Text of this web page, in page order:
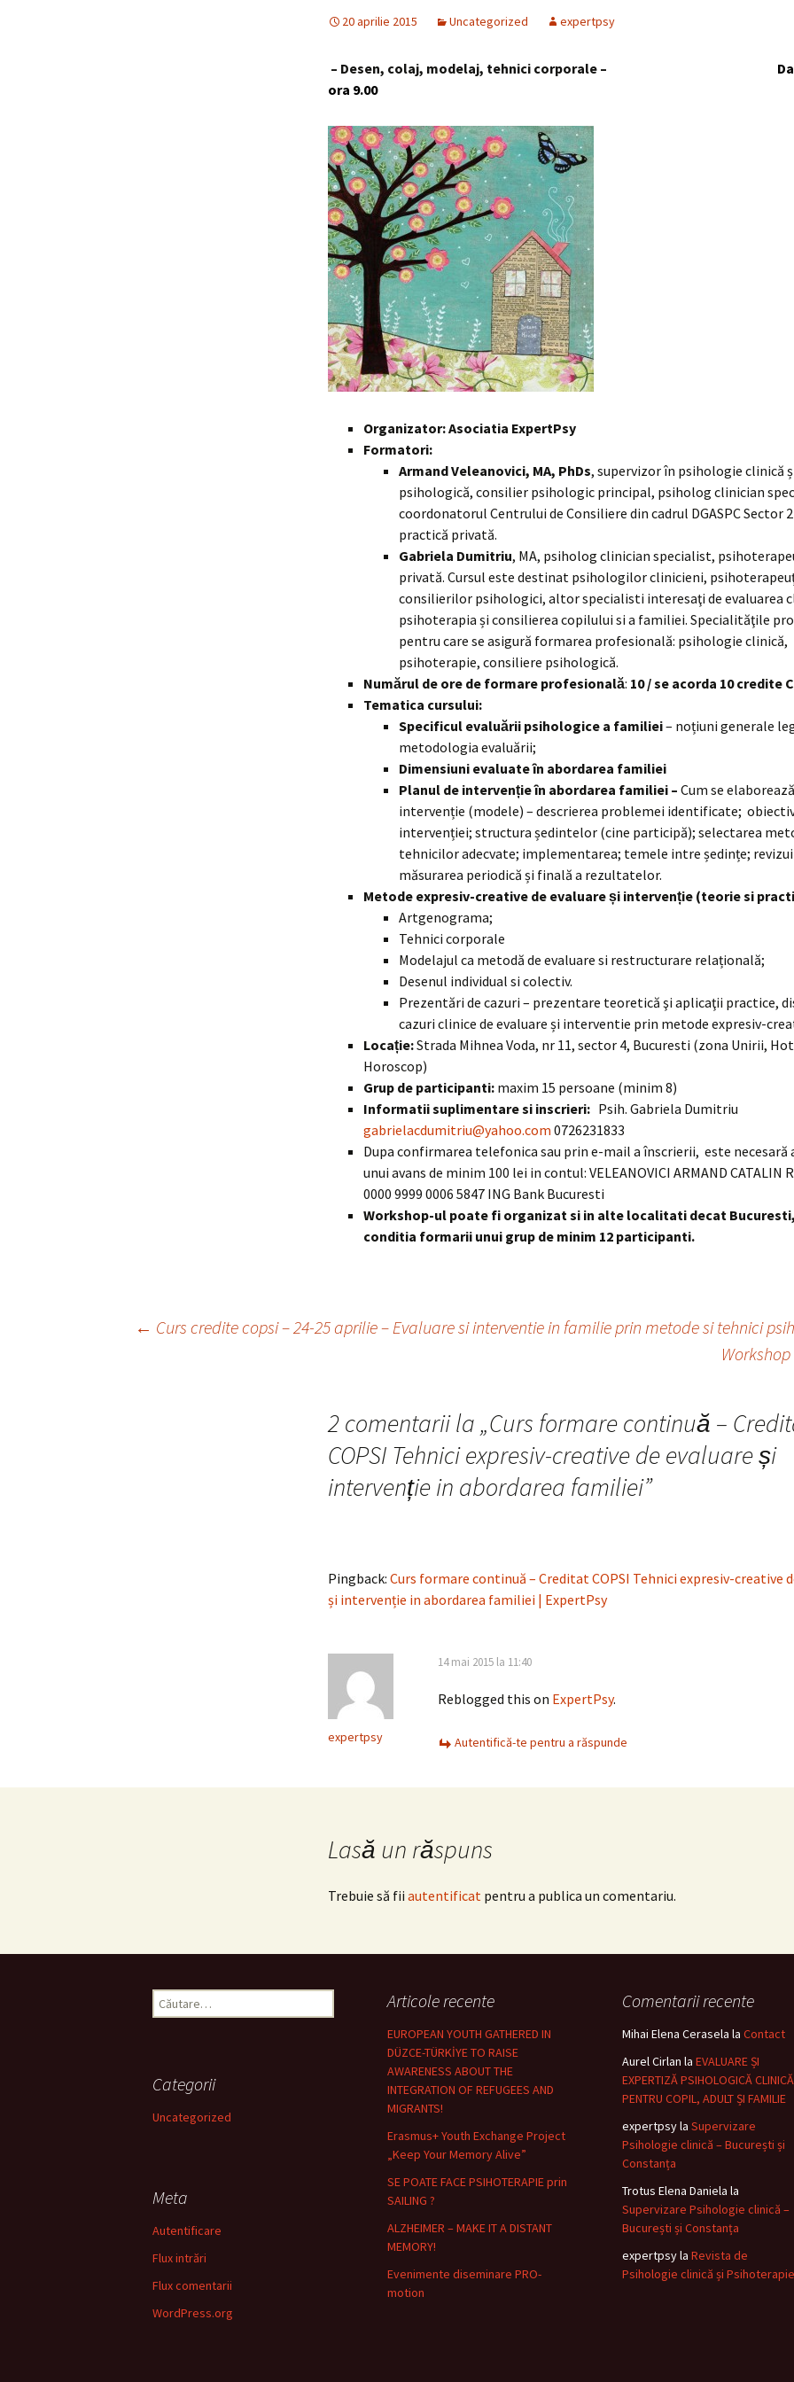
20 aprilie 2015 Uncategorized expertpsy
– Desen, colaj, modelaj, tehnici corporale –
Data: 23
ora 9.00
Organizator: Asociatia ExpertPsy
Formatori:
Armand Veleanovici, MA, PhDs, supervizor în psihologie clinică
psihologică, consilier psihologic principal, psiholog clinician
coordonatorul Centrului de Consiliere din cadrul DGASPC Sector
practică privată.
Gabriela Dumitriu, MA, psiholog clinician specialist,
privată. Cursul este destinat psihologilor clinicieni,
consilierilor psihologici, altor specialisti interesaţi de evaluarea
psihoterapia și consilierea copilului si a familiei. Specialităţile
pentru care se asigură formarea profesională: psihologie clinică,
psihoterapie, consiliere psihologică.
Numărul de ore de formare profesională: 10 / se acorda 10 credite
Tematica cursului:
Specificul evaluării psihologice a familiei– noțiuni generale
metodologia evaluării;
Dimensiuni evaluate în abordarea familiei
Planul de intervenție în abordarea familiei – Cum se
intervenție (modele) – descrierea problemei identificate;
intervenției; structura ședintelor (cine participă); selectarea
tehnicilor adecvate; implementarea; temele intre ședințe;
măsurarea periodică și finală a rezultatelor.
Metode expresiv-creative de evaluare și intervenție (teorie si
Artgenograma;
Tehnici corporale
Modelajul ca metodă de evaluare si restructurare relațională;
Desenul individual si colectiv.
Prezentări de cazuri – prezentare teoretică şi aplicaţii practice,
cazuri clinice de evaluare și interventie prin metode expresiv-
Locație:Strada Mihnea Voda, nr 11, sector 4, Bucuresti (zona Unirii,
Horoscop)
Grup de participanti: maxim 15 persoane (minim 8)
Informatii suplimentare si inscrieri: Psih. Gabriela Dumitriu
gabrielacdumitriu@yahoo.com 0726231833
Dupa confirmarea telefonica sau prin e-mail a înscrierii, este necesară
unui avans de minim 100 lei in contul: VELEANOVICI ARMAND CATALIN
0000 9999 0006 5847 ING Bank Bucuresti
Workshop-ul poate fi organizat si in alte localitati decat
conditia formarii unui grup de minim 12 participanti.
Navigare
← Curs credite copsi – 24-25 aprilie – Evaluare si interventie in familie prin metode si tehnici
2 comentarii la „Curs formare continuă –
COPSI Tehnici expresiv-creative de evaluare și
intervenție in abordarea familiei”
Pingback: Curs formare continuă – Creditat COPSI Tehnici expresiv-creative
și intervenție in abordarea familiei | ExpertPsy
expertpsy
14 mai 2015 la 11:40
Reblogged this on ExpertPsy.
Autentifică-te pentru a răspunde
Lasă un răspuns
Trebuie să fii autentificat pentru a publica un comentariu.
Caută
după:
Articole recente
EUROPEAN YOUTH GATHERED IN
DÜZCE-TÜRKİYE TO RAISE
AWARENESS ABOUT THE
INTEGRATION OF REFUGEES AND
MIGRANTS!
Erasmus+ Youth Exchange Project
„Keep Your Memory Alive”
SE POATE FACE PSIHOTERAPIE prin
SAILING ?
ALZHEIMER – MAKE IT A DISTANT
MEMORY!
Evenimente diseminare PRO-
motion
Comentarii recente
Mihai Elena Cerasela la Contact
Aurel Cirlan la EVALUARE ȘI
EXPERTIZĂ PSIHOLOGICĂ CLINICĂ
PENTRU COPIL, ADULT ȘI FAMILIE
expertpsyla Supervizare
Psihologie clinică – București și
Constanța
Trotus Elena Daniela la
Supervizare Psihologie clinică –
București și Constanța
expertpsyla Revista de
Psihologie clinică și Psihoterapie
Categorii
Uncategorized
Meta
Autentificare
Flux intrări
Flux comentarii
WordPress.org